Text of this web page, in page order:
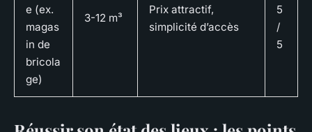
e (ex.
magas
in de
bricola
ge)
3-12 m³
Prix attractif,
simplicité d’accès
5
/
5